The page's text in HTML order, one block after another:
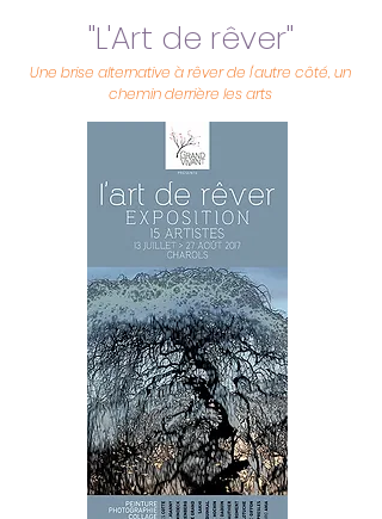
"L'Art de rêver"
Une brise alternative à rêver de l'autre côté, un
chemin derrière les arts